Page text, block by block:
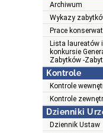
Archiwum
Wykazy
Prace
Lista laureatów
konkursie
Zabytków -
Kontrole
Kontrole
Kontrole
Dzienniki
Dziennik Ustaw